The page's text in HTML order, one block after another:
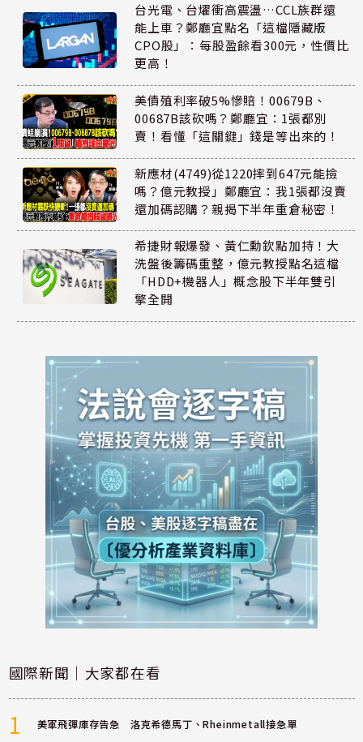
台光電、台燿衝高震盪…CCL族群還
能上車？鄭廳宜點名「這檔隱藏版
CPO股」：每股盈餘看300元，性價比
更高！
美債殖利率破5%慘賠！00679B、
00687B該砍嗎？鄭廳宜：1張都別
賣！看懂「這關鍵」錢是等出來的！
新應材(4749)從1220摔到647元能撿
嗎？億元教授」鄭廳宜：我1張都沒賣
還加碼認購？親揭下半年重倉秘密！
希捷財報爆發、黃仁勳欽點加持！大
洗盤後籌碼重整，億元教授點名這檔
「HDD+機器人」概念股下半年雙引
擎全開
國際新聞｜大家都在看
1 美軍飛彈庫存告急 洛克希德馬丁、Rheinmetall接急單